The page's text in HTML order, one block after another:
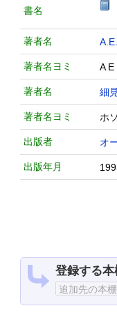
書名
著者名
著者名ヨミ A E
著者名 細
著者名ヨミ ホ
出版者 オ
出版年月
登録する本